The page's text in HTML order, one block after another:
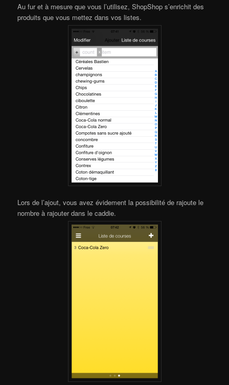
Au fur et à mesure que vous l’utilisez, ShopShop s’enrichit des
produits que vous mettez dans vos listes.
Lors de l’ajout, vous avez évidement la possibilité de rajoute le
nombre à rajouter dans le caddie.